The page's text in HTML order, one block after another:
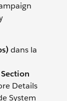
dans la
Details
System